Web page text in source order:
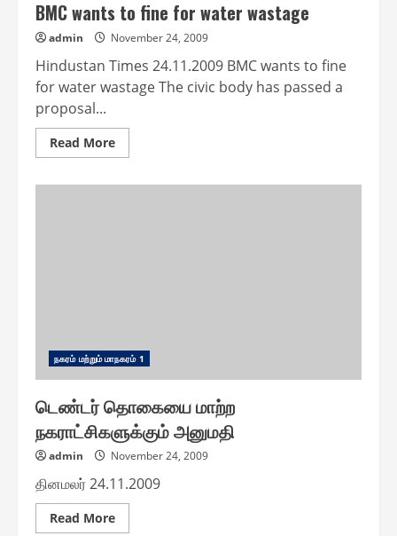
BMC wants to fine for water wastage
admin November 24, 2009
Hindustan Times 24.11.2009 BMC wants to fine
for water wastage The civic body has passed a
proposal...
Read MoreRead
more
ந௧ரம் மற்றும் மாந௧ரம் 1
டெண்டர் தொகையை மாற்ற
நகராட்சிகளுக்கும் அனுமதி
admin November 24, 2009
தினமலர் 24.11.2009
Read MoreRead
more